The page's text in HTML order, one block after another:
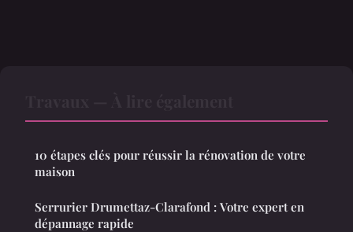
10 étapes clés pour réussir la rénovation de votre
maison
Serrurier Drumettaz-Clarafond : Votre expert en
dépannage rapide